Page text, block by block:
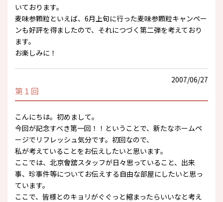
いております。
麦味参顆粒といえば、6月上旬に行った麦味参顆粒キャンペー
ンも好評を得ましたので、それにつづく第二弾を考えており
ます。
お楽しみに！
2007/06/27
第１回
こんにちは。初めまして。
今回が記念すべき第一回！！ということで、新たなホームペ
ージでリフレッシュ気分です。初回なので、
私が考えていることをお伝えしたいと思います。
ここでは、北京會舘スタッフが日々思っていること、出来
事、珍事件等についてお伝えする自由な部屋にしたいと思っ
ています。
ここで、皆様とのキョリがぐぐっと縮まったらいいなと考え